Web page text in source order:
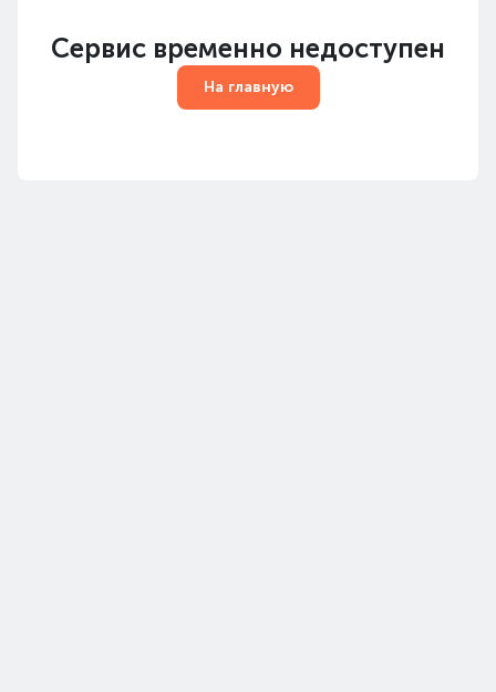
Сервис временно недоступен
На главную